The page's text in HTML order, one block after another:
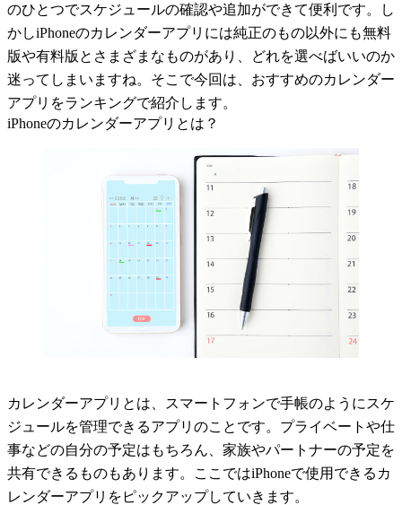
のひとつでスケジュールの確認や追加ができて便利です。し
かしiPhoneのカレンダーアプリには純正のもの以外にも無料
版や有料版とさまざまなものがあり、どれを選べばいいのか
迷ってしまいますね。そこで今回は、おすすめのカレンダー
アプリをランキングで紹介します。
iPhoneのカレンダーアプリとは？
カレンダーアプリとは、スマートフォンで手帳のようにスケ
ジュールを管理できるアプリのことです。プライベートや仕
事などの自分の予定はもちろん、家族やパートナーの予定を
共有できるものもあります。ここではiPhoneで使用できるカ
レンダーアプリをピックアップしていきます。